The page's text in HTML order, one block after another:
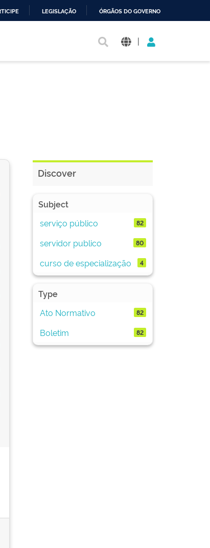
LEGISLAÇÃO ÓRGÃOS DO GOVERNO
|
Discover
Subject
serviço público
82
servidor publico 80
curso de especialização 4
Type
Ato Normativo
82
Boletim 82